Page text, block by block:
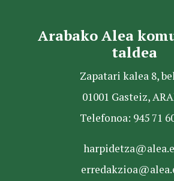
Arabako Alea
taldea
Zapatari kalea 8,
01001 Gasteiz,
Telefonoa: 945 71